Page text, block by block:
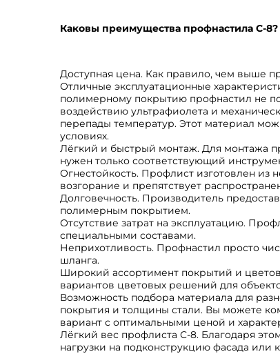
Каковы преимущества профнастила С-8?
Доступная цена. Как правило, чем выше
Отличные эксплуатационные
полимерному покрытию профнастил не
воздействию ультрафиолета и
перепады температур. Этот материал
условиях.
Лёгкий и быстрый монтаж. Для монтажа
нужен только соответствующий
Огнестойкость. Профлист изготовлен из
возгорание и препятствует
Долговечность. Производитель
полимерным покрытием.
Отсутствие затрат на эксплуатацию.
специальными составами.
Неприхотливость. Профнастил просто
шланга.
Широкий ассортимент покрытий и
вариантов цветовых решений для
Возможность подбора материала для
покрытия и толщины стали. Вы можете
вариант с оптимальными ценой и
Лёгкий вес профлиста С-8. Благодаря
нагрузки на подконструкцию фасада или